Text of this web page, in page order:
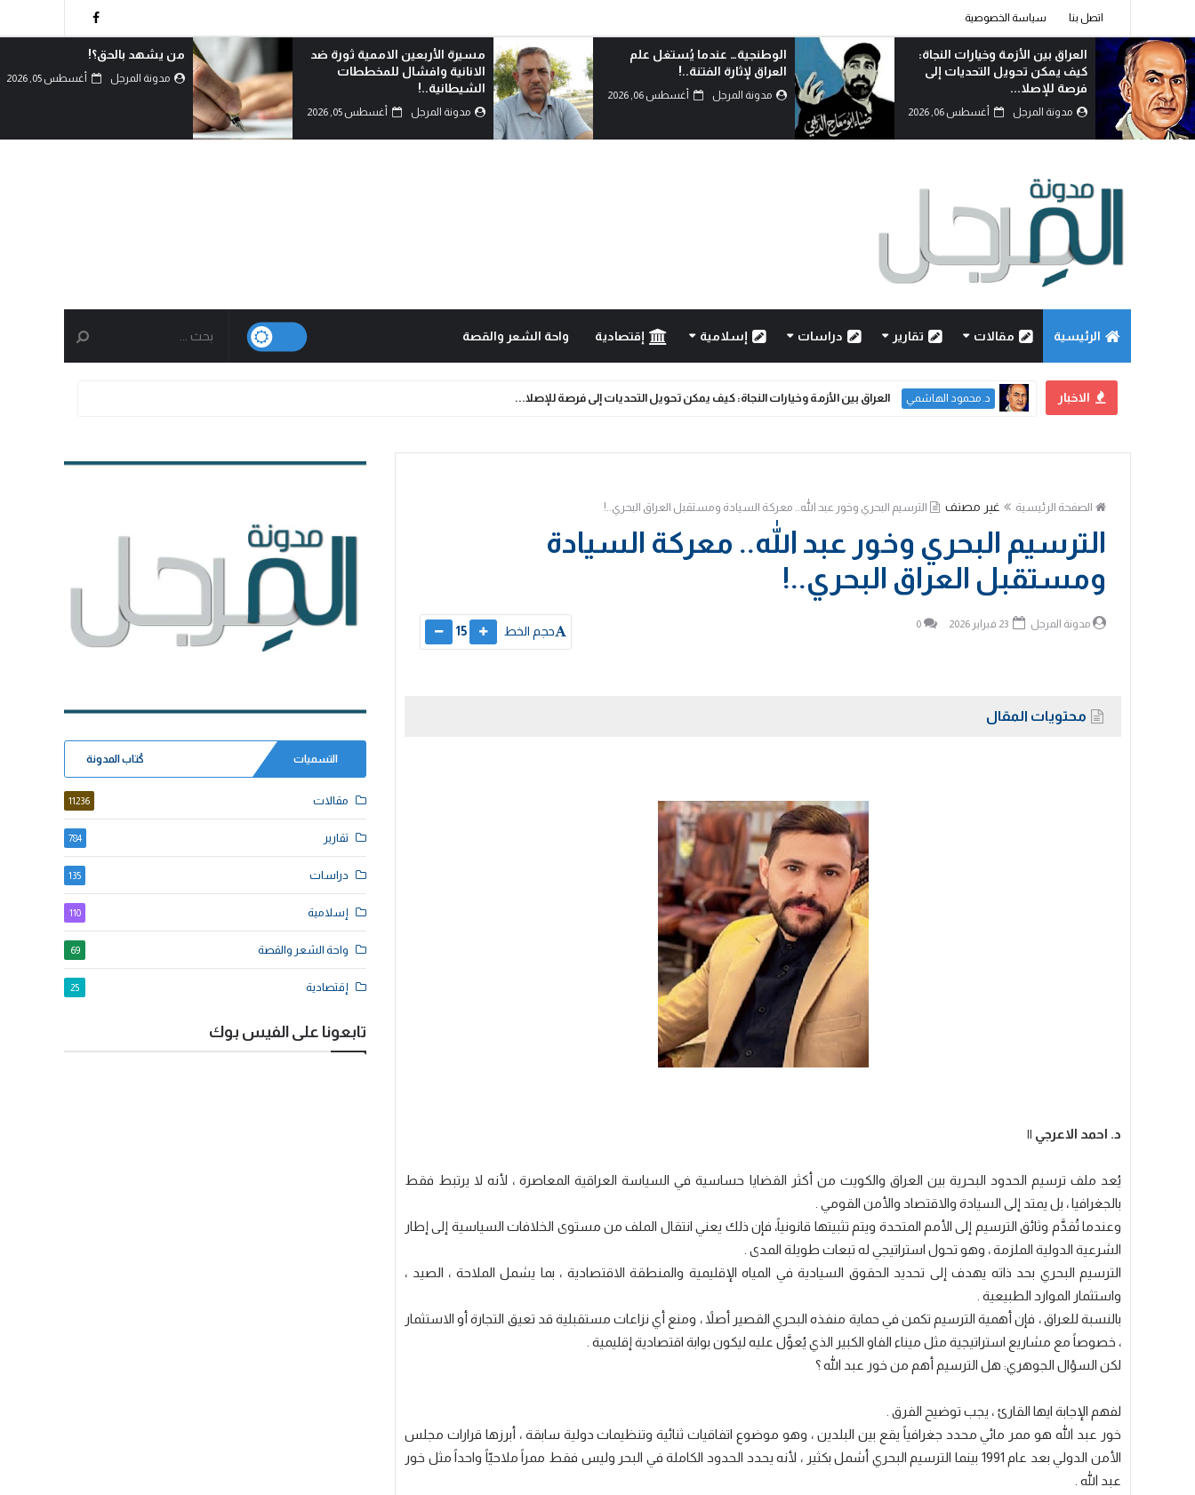
اتصل بنا سياسة الخصوصية
الوطنجية… عندما يُستغل علم
العراق لإثارة الفتنة..!
مدونة المرجل
مسيرة الأربعين الاممية ثورة ضد
الانانية وافشال للمخططات
الشيطانية..!
من يشهد بالحق؟!
مدونة المرجل أغسطس 05, 2026
لماذا تعادي السعودية اليمن؟!
مدونة المرجل أغسطس 05, 2026
الرئيسية مقالات تقارير دراسات إسلامية إقتصادية واحة الشعر والقصة
الاخبار د. محمود الهاشمي العراق بين الأزمة وخيارات النجاة: كيف يمكن تحويل التحديات إلى فرصة للإصلا...
الصفحة الرئيسية غير مصنف الترسيم البحري وخور عبد الله.. معركة السيادة ومستقبل العراق البحري..!
الترسيم البحري وخور عبد الله.. معركة السيادة
ومستقبل العراق البحري..!
مدونة المرجل 0 حجم الخط 15
محتويات المقال
د. احمد الاعرجي ||
يُعد ملف ترسيم الحدود البحرية بين العراق والكويت من أكثر القضايا حساسية في السياسة العراقية المعاصرة ، لأنه لا يرتبط فقط
بالجغرافيا ، بل يمتد إلى السيادة والاقتصاد والأمن القومي .
وعندما تُقدَّم وثائق الترسيم إلى الأمم المتحدة ويتم تثبيتها قانونياً، فإن ذلك يعني انتقال الملف من مستوى الخلافات السياسية إلى إطار
الشرعية الدولية الملزمة ، وهو تحول استراتيجي له تبعات طويلة المدى .
الترسيم البحري بحد ذاته يهدف إلى تحديد الحقوق السيادية في المياه الإقليمية والمنطقة الاقتصادية ، بما يشمل الملاحة ، الصيد ،
واستثمار الموارد الطبيعية .
بالنسبة للعراق ، فإن أهمية الترسيم تكمن في حماية منفذه البحري القصير أصلاً ، ومنع أي نزاعات مستقبلية قد تعيق التجارة أو الاستثمار
، خصوصاً مع مشاريع استراتيجية مثل ميناء الفاو الكبير الذي يُعوَّل عليه ليكون بوابة اقتصادية إقليمية .
لكن السؤال الجوهري: هل الترسيم أهم من خور عبد الله ؟
لفهم الإجابة ايها القارئ ، يجب توضيح الفرق .
خور عبد الله هو ممر مائي محدد جغرافياً يقع بين البلدين ، وهو موضوع اتفاقيات ثنائية وتنظيمات دولية سابقة ، أبرزها قرارات مجلس
الأمن الدولي بعد عام 1991 بينما الترسيم البحري أشمل بكثير ، لأنه يحدد الحدود الكاملة في البحر وليس فقط ممراً ملاحيّاً واحداً مثل خور
عبد الله .
التسميات كُتاب المدونة
مقالات 11236
تقارير 784
دراسات 135
إسلامية 110
واحة الشعر والقصة 69
إقتصادية 25
تابعونا على الفيس بوك